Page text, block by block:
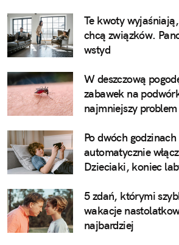
Te kwoty
chcą związków.
wstyd
W deszczową
zabawek na
najmniejszy problem
Po dwóch
automatycznie
Dzieciaki, koniec
5 zdań, którymi
wakacje
najbardziej